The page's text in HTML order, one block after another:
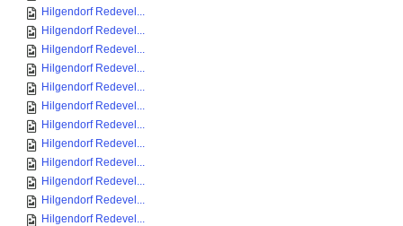
Hilgendorf Redevel...
Hilgendorf Redevel...
Hilgendorf Redevel...
Hilgendorf Redevel...
Hilgendorf Redevel...
Hilgendorf Redevel...
Hilgendorf Redevel...
Hilgendorf Redevel...
Hilgendorf Redevel...
Hilgendorf Redevel...
Hilgendorf Redevel...
Hilgendorf Redevel...